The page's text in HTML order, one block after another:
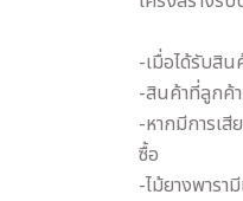
-เมื่อได้รับสิ
-สินค้าที่ลูกค้า
-หากมีการเ
ซื้อ
-ไม้ยางพาร